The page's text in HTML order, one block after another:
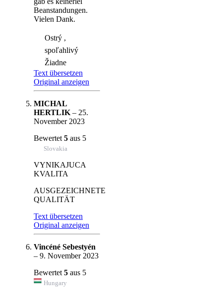
Beanstandungen.
Vielen Dank.
Ostrý ,
spoľahlivý
Žiadne
Text übersetzen
Original anzeigen
MICHAL
HERTLIK – 25.
November 2023
Bewertet 5 aus 5
Slovakia
VYNIKAJUCA
KVALITA
AUSGEZEICHNETE
QUALITÄT
Text übersetzen
Original anzeigen
Vincéné Sebestyén
– 9. November 2023
Bewertet 5 aus 5
Hungary